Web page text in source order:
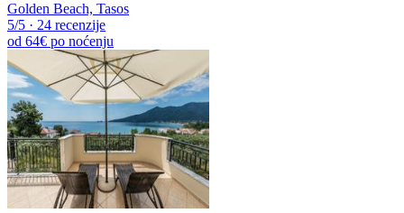
Golden Beach, Tasos
5/5 · 24 recenzije
od 64€ po noćenju